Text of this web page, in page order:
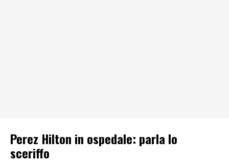
Perez Hilton in ospedale: parla lo
sceriffo